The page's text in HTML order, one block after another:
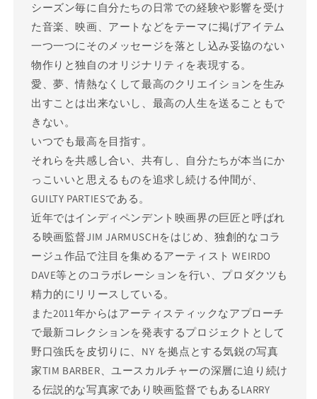
シーズン毎に自分たちの日常での経験や影響を受け
た音楽、映画、アートなどをテーマに掲げアイテム
一つ一つにそのメッセージを落とし込み妥協のない
物作りと独自のオリジナリティを表現する。
愛、夢、情熱なくして最高のクリエイションを生み
出すことは出来ないし、最高の人生を送ることもで
きない。
いつでも最高を目指す。
それらを共感し合い、共有し、自分たちが本当にか
っこいいと思えるものを追求し続ける仲間が、
GUILTY PARTIESである。
近年ではインディペンデント映画界の巨匠と呼ばれ
る映画監督JIM JARMUSCHをはじめ、独創的なコラ
ージュ作品で注目を集めるアーティスト WEIRDO
DAVE等とのコラボレーションを行い、プロダクツも
精力的にリリースしている。
また2011年からはアーティスティックなアプローチ
で最新コレクションを発表するプロジェクトとして
野口強氏を皮切りに、NY を拠点とする気鋭の写真
家TIM BARBER、ユースカルチャーの深層に迫り続け
る伝説的な写真家であり映画監督でもあるLARRY